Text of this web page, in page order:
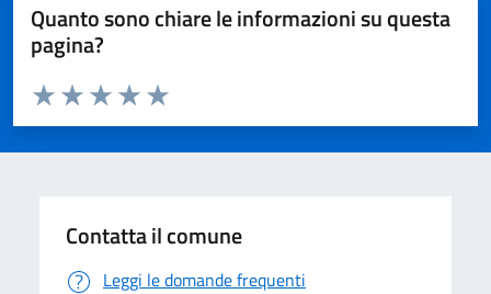
Quanto sono chiare le informazioni su questa
pagina?
Domanda
Valuta da 1 a 5 stelle la pagina
Valuta 5 stelle su 5
Valuta 4 stelle su 5
Valuta 3 stelle su 5
Valuta 2 stelle su 5
Valuta 1 stelle su 5
Contatta il comune
Leggi le domande frequenti